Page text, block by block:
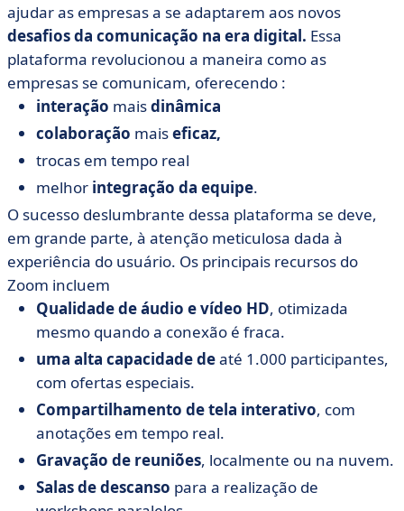
• Jitsi: videoconferência acessível e de código aberto
• Adobe Connect: para reuniões virtuais versáteis
• Por meio do qual: uso simples e personalizável
• Ringcentral events: organize eventos virtuais em
grande escala
• ClickMeeting: para treinamento on-line e webinars
educacionais
• ON24: para marketing B2B e geração de leads
• Como escolher o software de videoconferência certo
para suas necessidades?
• A única fórmula secreta: coloque suas necessidades
em primeiro lugar
ajudar as empresas a se adaptarem aos novos
desafios da comunicação na era digital. Essa
plataforma revolucionou a maneira como as
empresas se comunicam, oferecendo :
interação maisdinâmica
colaboração maiseficaz,
trocas em tempo real
melhor integração da equipe.
O sucesso deslumbrante dessa plataforma se deve,
em grande parte, à atenção meticulosa dada à
experiência do usuário. Os principais recursos do
Zoom incluem
Qualidade de áudio e vídeo HD, otimizada
mesmo quando a conexão é fraca.
uma alta capacidade deaté 1.000 participantes,
com ofertas especiais.
Compartilhamento de tela interativo, com
anotações em tempo real.
Gravação de reuniões, localmente ou na nuvem.
Salas de descanso para a realização de